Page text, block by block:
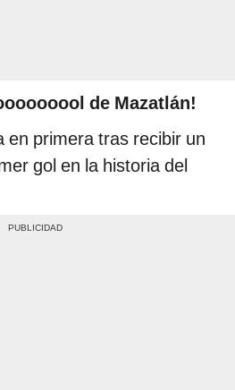
de Mazatlán!
en primera tras recibir un
gol en la historia del